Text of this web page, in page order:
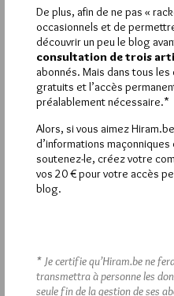
VOUS
Déjà inscrit(e) ?
Hier jeudi 6 août 2026,
2 502 pages
Quels sont
De plus, afin de ne pas «
occasionnels et de
découvrir un peu le blog
consultation de trois
abonnés. Mais dans tous
gratuits et l’accès
préalablement nécessaire.*
Alors, si vous aimez
d’informations
soutenez-le, créez votre
vos 20 € pour votre accès
blog.
* Je certifie qu’Hiram.be ne
transmettra à personne les
seule fin de la gestion de ses